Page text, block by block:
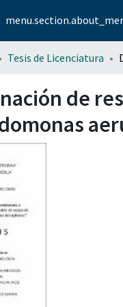
Tesis de Licenciatura
de